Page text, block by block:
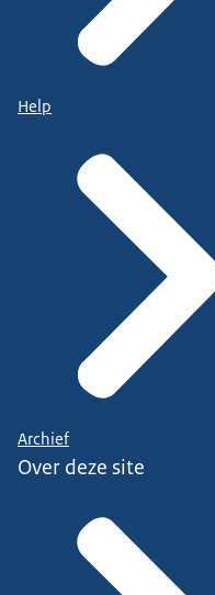
Help
Archief
Over deze site